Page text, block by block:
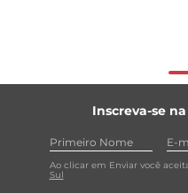
Inscreva-se
Ao clicar em Enviar você
Sul